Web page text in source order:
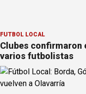
FÚTBOL LOCAL
Clubes confirmaron
varios futbolistas